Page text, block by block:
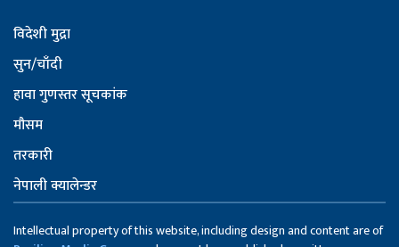
विदेशी मुद्रा
सुन/चाँदी
हावा गुणस्तर सूचकांक
मौसम
तरकारी
नेपाली क्यालेन्डर
Intellectual property of this website, including design and content are of